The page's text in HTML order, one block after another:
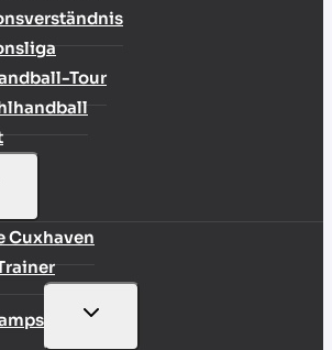
Tour
Cuxhaven
UNTERMENÜ